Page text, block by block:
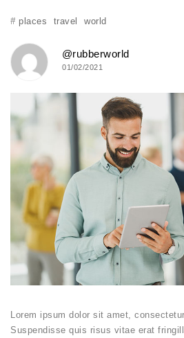
# places travel world
@rubberworld
01/02/2021
Lorem ipsum dolor sit amet,
Suspendisse quis risus vitae erat